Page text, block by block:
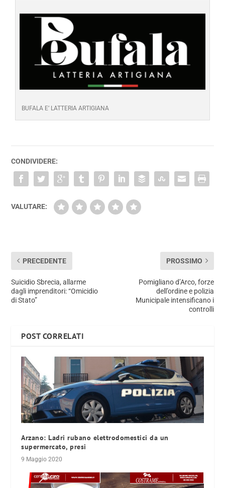
BUFALA E’ LATTERIA ARTIGIANA
CONDIVIDERE:
VALUTARE:
PRECEDENTE
Suicidio Sbrecia, allarme
dagli imprenditori: “Omicidio
di Stato”
PROSSIMO
Pomigliano d’Arco, forze
dell’ordine e polizia
Municipale intensificano i
controlli
POST CORRELATI
Arzano: Ladri rubano elettrodomestici da un
supermercato, presi
9 Maggio 2020